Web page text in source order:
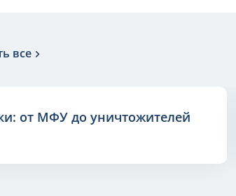
все
от МФУ до уничтожителей